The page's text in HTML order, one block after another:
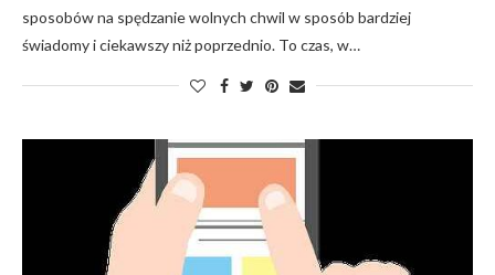
sposobów na spędzanie wolnych chwil w sposób bardziej
świadomy i ciekawszy niż poprzednio. To czas, w…